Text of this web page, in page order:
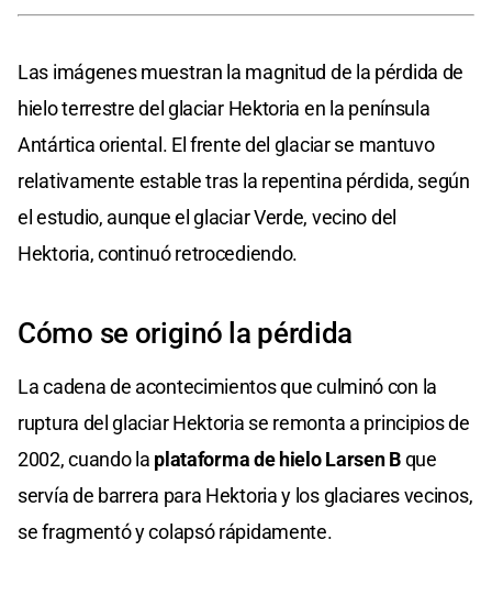
Las imágenes muestran la magnitud de la pérdida de
hielo terrestre del glaciar Hektoria en la península
Antártica oriental. El frente del glaciar se mantuvo
relativamente estable tras la repentina pérdida, según
el estudio, aunque el glaciar Verde, vecino del
Hektoria, continuó retrocediendo.
Cómo se originó la pérdida
La cadena de acontecimientos que culminó con la
ruptura del glaciar Hektoria se remonta a principios de
2002, cuando la plataforma de hielo Larsen Bque
servía de barrera para Hektoria y los glaciares vecinos,
se fragmentó y colapsó rápidamente.